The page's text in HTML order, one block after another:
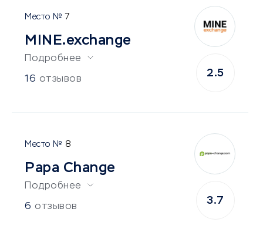
7
MINE.exchange
Подробнее
16 отзывов
2.5
8
Papa Change
Подробнее
6 отзывов
3.7